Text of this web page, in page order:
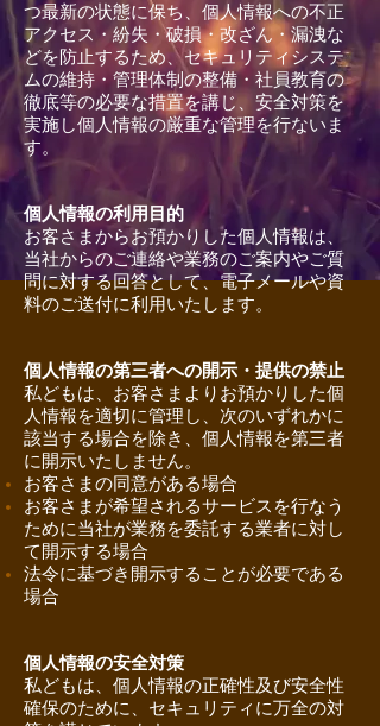
つ最新の状態に保ち、個人情報への不正
アクセス・紛失・破損・改ざん・漏洩な
どを防止するため、セキュリティシステ
ムの維持・管理体制の整備・社員教育の
徹底等の必要な措置を講じ、安全対策を
実施し個人情報の厳重な管理を行ないま
す。
個人情報の利用目的
お客さまからお預かりした個人情報は、
当社からのご連絡や業務のご案内やご質
問に対する回答として、電子メールや資
料のご送付に利用いたします。
個人情報の第三者への開示・提供の禁止
私どもは、お客さまよりお預かりした個
人情報を適切に管理し、次のいずれかに
該当する場合を除き、個人情報を第三者
に開示いたしません。
お客さまの同意がある場合
お客さまが希望されるサービスを行なう
ために当社が業務を委託する業者に対し
て開示する場合
法令に基づき開示することが必要である
場合
個人情報の安全対策
私どもは、個人情報の正確性及び安全性
確保のために、セキュリティに万全の対